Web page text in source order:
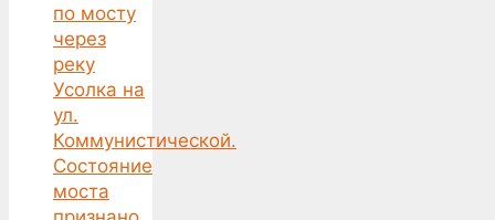
по мосту
через
реку
Усолка на
ул.
Коммунистической.
Состояние
моста